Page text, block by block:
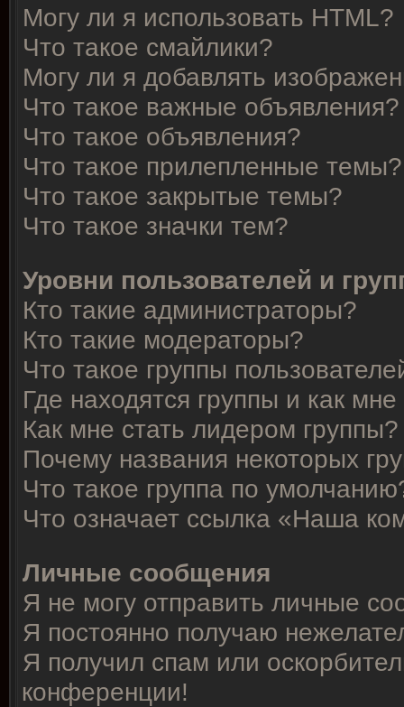
Могу ли я использовать HTML?
Что такое смайлики?
Могу ли я добавлять
Что такое важные объявления?
Что такое объявления?
Что такое прилепленные темы?
Что такое закрытые темы?
Что такое значки тем?
Уровни пользователей и
Кто такие администраторы?
Кто такие модераторы?
Что такое группы
Где находятся группы и как
Как мне стать лидером группы?
Почему названия некоторых
Что такое группа по
Что означает ссылка «Наша
Личные сообщения
Я не могу отправить личные
Я постоянно получаю
Я получил спам или
конференции!